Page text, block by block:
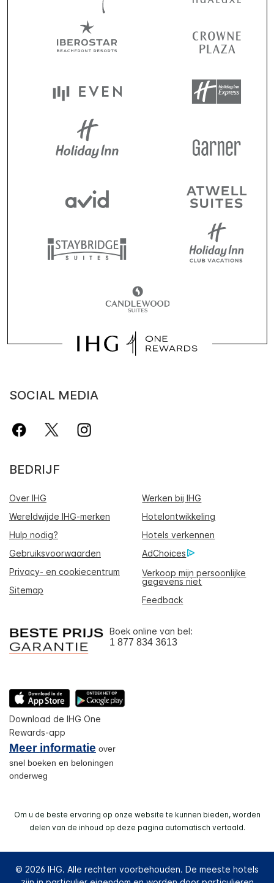
SOCIAL MEDIA
BEDRIJF
Over IHG
Werken bij IHG
Wereldwijde IHG-merken
Hotelontwikkeling
Hulp nodig?
Hotels verkennen
Gebruiksvoorwaarden
AdChoices
Privacy- en cookiecentrum
Verkoop mijn persoonlijke
gegevens niet
Sitemap
Feedback
Boek online van bel:
1 877 834 3613
Download de IHG One
Rewards-app
Meer informatie over
snel boeken en beloningen
onderweg
Om u de beste ervaring op onze website te kunnen bieden, worden
delen van de inhoud op deze pagina automatisch vertaald.
© 2026 IHG. Alle rechten voorbehouden. De meeste hotels